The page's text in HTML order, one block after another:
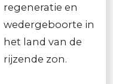
regeneratie en
wedergeboorte in
het land van de
rijzende zon.